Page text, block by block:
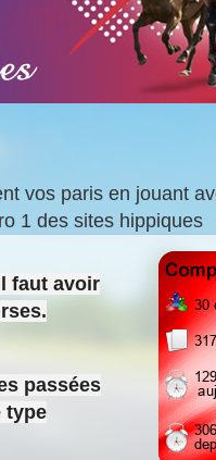
vos paris en jouant
1 des sites hippiques
faut avoir
passées
type